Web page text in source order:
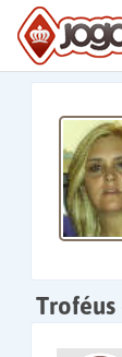
Troféus